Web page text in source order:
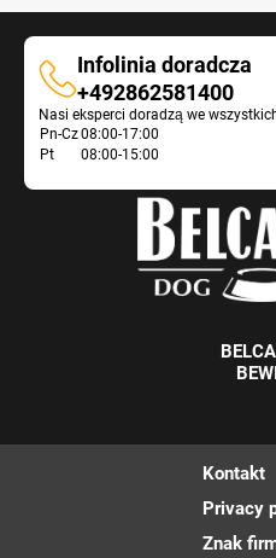
Infolinia doradcza
Infolinia
doradcza
+492862581400
Nasi eksperci doradzą we
Öffnungszeiten
Futterberatung:
Pn-Cz08:00-17:00
Pt
08:00-15:00
Kontakt
Privacy
Znak